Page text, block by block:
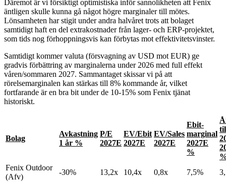
Däremot är vi försiktigt optimistiska inför sannolikheten att Fenix
äntligen skulle kunna gå något högre marginaler till mötes.
Lönsamheten har stigit under andra halvåret trots att bolaget
samtidigt haft en del extrakostnader från lager- och ERP-projektet,
som tids nog förhoppningsvis kan förbytas mot effektivitetsvinster.
Samtidigt kommer valuta (försvagning av USD mot EUR) ge
gradvis förbättring av marginalerna under 2026 med full effekt
våren/sommaren 2027. Sammantaget skissar vi på att
rörelsemarginalen kan stärkas till 8% kommande år, vilket
fortfarande är en bra bit under de 10-15% som Fenix tjänat
historiskt.
Bolag
Avkastning
1 år %
P/E
2027E
EV/Ebit
2027E
EV/Sales
2027E
Ebit-
marginal
2027E
%
Fenix Outdoor
(Afv)
-30% 13,2x 10,4x 0,8x 7,5%